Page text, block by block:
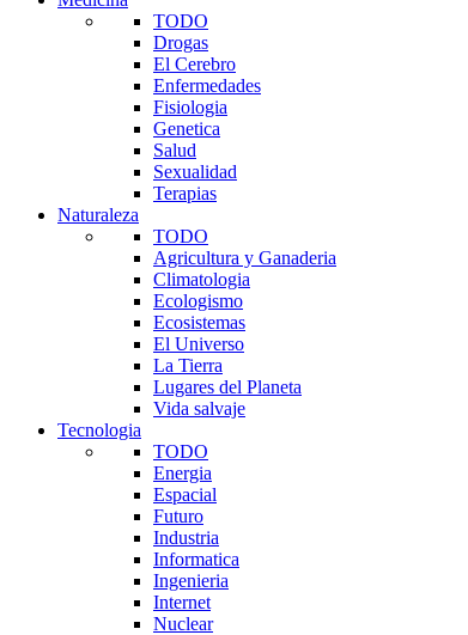
TODO
Drogas
El Cerebro
Enfermedades
Fisiologia
Genetica
Salud
Sexualidad
Terapias
Naturaleza
TODO
Agricultura y Ganaderia
Climatologia
Ecologismo
Ecosistemas
El Universo
La Tierra
Lugares del Planeta
Vida salvaje
Tecnologia
TODO
Energia
Espacial
Futuro
Industria
Informatica
Ingenieria
Internet
Nuclear